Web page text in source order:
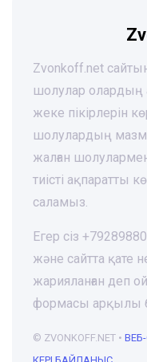
Zvonkoff.net
шолулар олардың
жеке пікірлерін
шолулардың
жалған
тиісті ақпаратты
саламыз.
Егер сіз
және сайтта қате
жарияланған деп
формасы арқылы
© ZVONKOFF.NET •